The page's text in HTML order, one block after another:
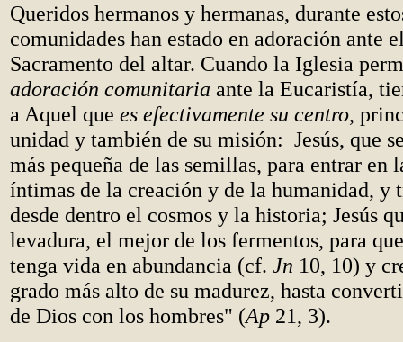
Queridos hermanos y hermanas, durante
comunidades han estado en adoración ante
Sacramento del altar. Cuando la Iglesia
adoración comunitaria ante la Eucaristía,
a Aquel que es efectivamente su centro,
unidad y también de su misión: Jesús, que
más pequeña de las semillas, para entrar en
íntimas de la creación y de la humanidad, y
desde dentro el cosmos y la historia; Jesús
levadura, el mejor de los fermentos, para
tenga vida en abundancia (cf. Jn 10, 10) y
grado más alto de su madurez, hasta
de Dios con los hombres" (Ap 21, 3).